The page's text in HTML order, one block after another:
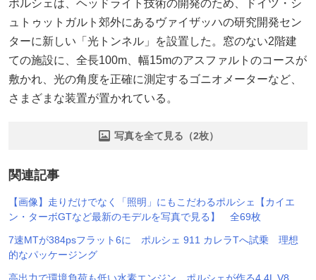
ポルシェは、ヘッドライト技術の開発のため、ドイツ・シ
ュトゥットガルト郊外にあるヴァイザッハの研究開発セン
ターに新しい「光トンネル」を設置した。窓のない2階建
ての施設に、全長100m、幅15mのアスファルトのコースが
敷かれ、光の角度を正確に測定するゴニオメーターなど、
さまざまな装置が置かれている。
写真を全て見る（2枚）
関連記事
【画像】走りだけでなく「照明」にもこだわるポルシェ【カイエ
ン・ターボGTなど最新のモデルを写真で見る】 全69枚
7速MTが384psフラット6に ポルシェ 911 カレラTへ試乗 理想
的なパッケージング
高出力で環境負荷も低い水素エンジン ポルシェが作る4.4L V8